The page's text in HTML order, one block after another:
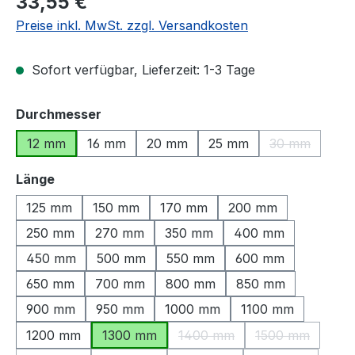
Preise inkl. MwSt. zzgl. Versandkosten
Sofort verfügbar, Lieferzeit: 1-3 Tage
Durchmesser
12 mm
16 mm 20 mm 25 mm 30 mm
(Diese
Längeauswählen
125 mm
150 mm 170 mm
200 mm
250 mm
270 mm 350 mm
400 mm
450 mm
500 mm 550 mm
600 mm
650 mm
700 mm 800 mm
850 mm
900 mm
950 mm 1000 mm
1100 mm
1200 mm
1300 mm 1400 mm
(Diese Option ist zurzeit
1500 mm
(Diese